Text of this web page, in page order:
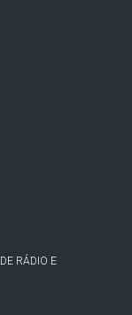
RÁDIO E